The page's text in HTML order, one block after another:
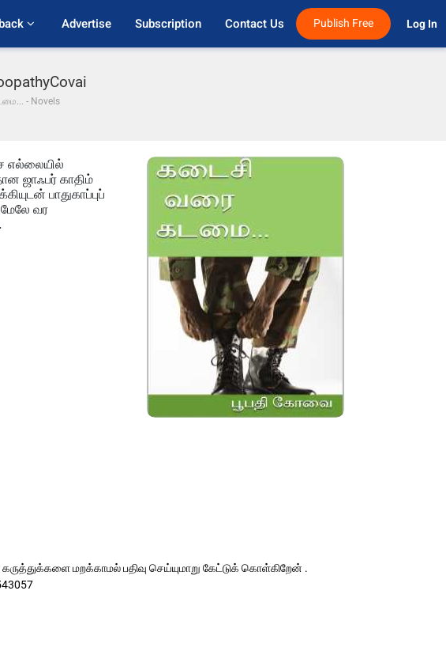
Advertise Subscription Contact Us Publish Free Log In
- Novels
எல்லையில்
ஜாஃபர் காதிம்
பாதுகாப்புப்
வர
மறக்காமல் பதிவு செய்யுமாறு கேட்டுக் கொள்கிறேன் .